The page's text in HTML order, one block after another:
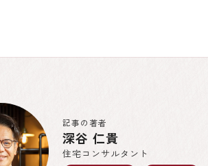
記事の著者
深谷 仁貴
住宅コンサルタント